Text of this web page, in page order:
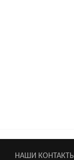
НАШИ КОНТАКТЫ